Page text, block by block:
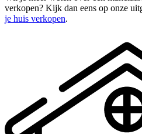
verkopen? Kijk dan eens op onze
je huis verkopen.